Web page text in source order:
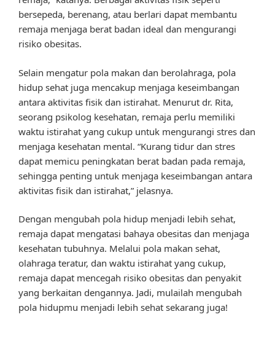
bersepeda, berenang, atau berlari dapat membantu
remaja menjaga berat badan ideal dan mengurangi
risiko obesitas.
Selain mengatur pola makan dan berolahraga, pola
hidup sehat juga mencakup menjaga keseimbangan
antara aktivitas fisik dan istirahat. Menurut dr. Rita,
seorang psikolog kesehatan, remaja perlu memiliki
waktu istirahat yang cukup untuk mengurangi stres dan
menjaga kesehatan mental. “Kurang tidur dan stres
dapat memicu peningkatan berat badan pada remaja,
sehingga penting untuk menjaga keseimbangan antara
aktivitas fisik dan istirahat,” jelasnya.
Dengan mengubah pola hidup menjadi lebih sehat,
remaja dapat mengatasi bahaya obesitas dan menjaga
kesehatan tubuhnya. Melalui pola makan sehat,
olahraga teratur, dan waktu istirahat yang cukup,
remaja dapat mencegah risiko obesitas dan penyakit
yang berkaitan dengannya. Jadi, mulailah mengubah
pola hidupmu menjadi lebih sehat sekarang juga!